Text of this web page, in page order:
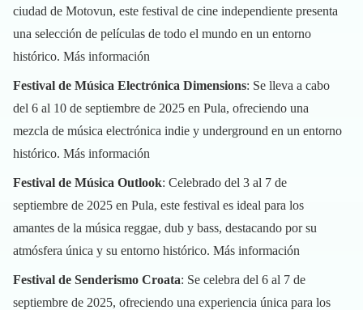
ciudad de Motovun, este festival de cine independiente presenta
una selección de películas de todo el mundo en un entorno
histórico. Más información
Festival de Música Electrónica Dimensions: Se lleva a cabo
del 6 al 10 de septiembre de 2025 en Pula, ofreciendo una
mezcla de música electrónica indie y underground en un entorno
histórico. Más información
Festival de Música Outlook: Celebrado del 3 al 7 de
septiembre de 2025 en Pula, este festival es ideal para los
amantes de la música reggae, dub y bass, destacando por su
atmósfera única y su entorno histórico. Más información
Festival de Senderismo Croata: Se celebra del 6 al 7 de
septiembre de 2025, ofreciendo una experiencia única para los